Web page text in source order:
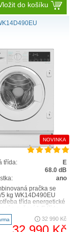
do košíku
NOVINKA
třída:
E
68.0 dB
ano
pračka se
kg WK14D490EU
třída energetické
32 990 Kč